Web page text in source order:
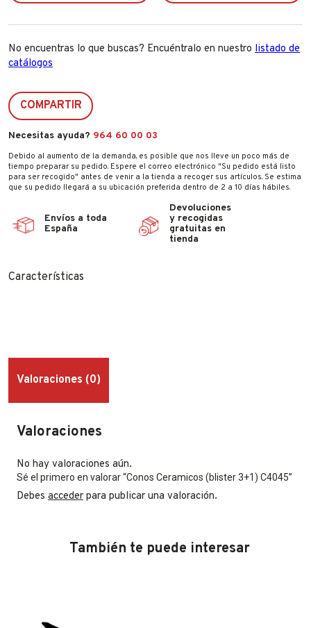
No encuentras lo que buscas? Encuéntralo en nuestro listado de
catálogos
COMPARTIR
Necesitas ayuda? 964 60 00 03
Debido al aumento de la demanda, es posible que nos lleve un poco más de
tiempo preparar su pedido. Espere el correo electrónico "Su pedido está listo
para ser recogido" antes de venir a la tienda a recoger sus artículos. Se estima
que su pedido llegará a su ubicación preferida dentro de 2 a 10 días hábiles.
Envíos a toda
España
Devoluciones
y recogidas
gratuitas en
tienda
Características
Valoraciones (0)
Valoraciones
No hay valoraciones aún.
Sé el primero en valorar “Conos Ceramicos (blister 3+1) C4045”
Debes acceder para publicar una valoración.
También te puede interesar